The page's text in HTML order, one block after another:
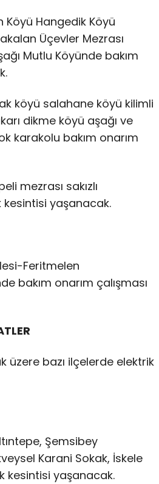
Köyü Hangedik Köyü
Üçevler Mezrası
Mutlu Köyünde bakım
köyü salahane köyü kilimli
dikme köyü aşağı ve
karakolu bakım onarım
mezrası sakızlı
kesintisi yaşanacak.
Feritmelen
bakım onarım çalışması
üzere bazı ilçelerde elektrik
Şemsibey
Karani Sokak, İskele
kesintisi yaşanacak.